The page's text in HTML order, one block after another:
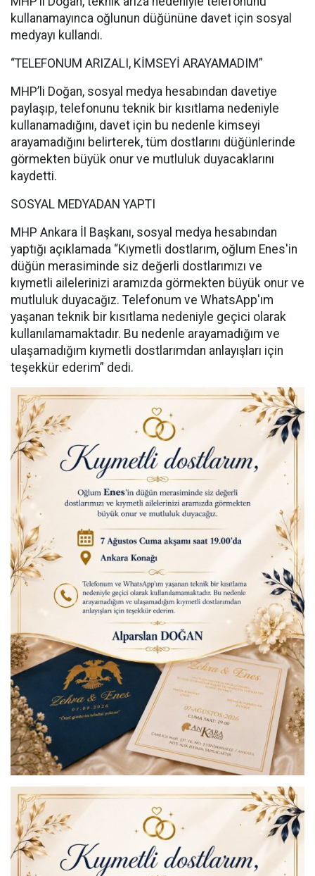
kullanamayınca oğlunun düğününe davet için sosyal
medyayı kullandı.
“TELEFONUM ARIZALI, KİMSEYİ ARAYAMADIM”
MHP’li Doğan, sosyal medya hesabından davetiye
paylaşıp, telefonunu teknik bir kısıtlama nedeniyle
kullanamadığını, davet için bu nedenle kimseyi
arayamadığını belirterek, tüm dostlarını düğünlerinde
görmekten büyük onur ve mutluluk duyacaklarını
kaydetti.
SOSYAL MEDYADAN YAPTI
MHP Ankara İl Başkanı, sosyal medya hesabından
yaptığı açıklamada “Kıymetli dostlarım, oğlum Enes'in
düğün merasiminde siz değerli dostlarımızı ve
kıymetli ailelerinizi aramızda görmekten büyük onur ve
mutluluk duyacağız. Telefonum ve WhatsApp'ım
yaşanan teknik bir kısıtlama nedeniyle geçici olarak
kullanılamamaktadır. Bu nedenle arayamadığım ve
ulaşamadığım kıymetli dostlarımdan anlayışları için
teşekkür ederim” dedi.